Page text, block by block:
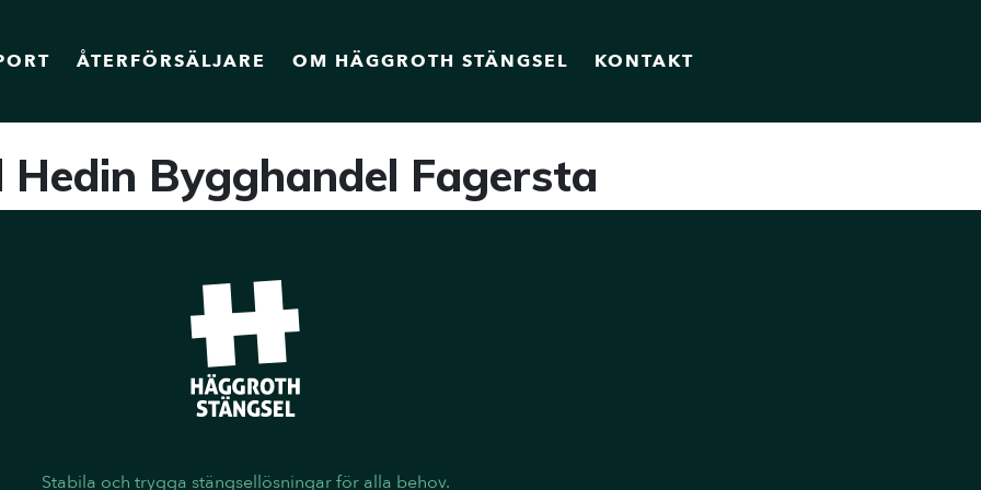
ÅTERFÖRSÄLJARE OM HÄGGROTH STÄNGSEL KONTAKT
Hedin Bygghandel Fagersta
Stabila och trygga stängsellösningar för alla behov.